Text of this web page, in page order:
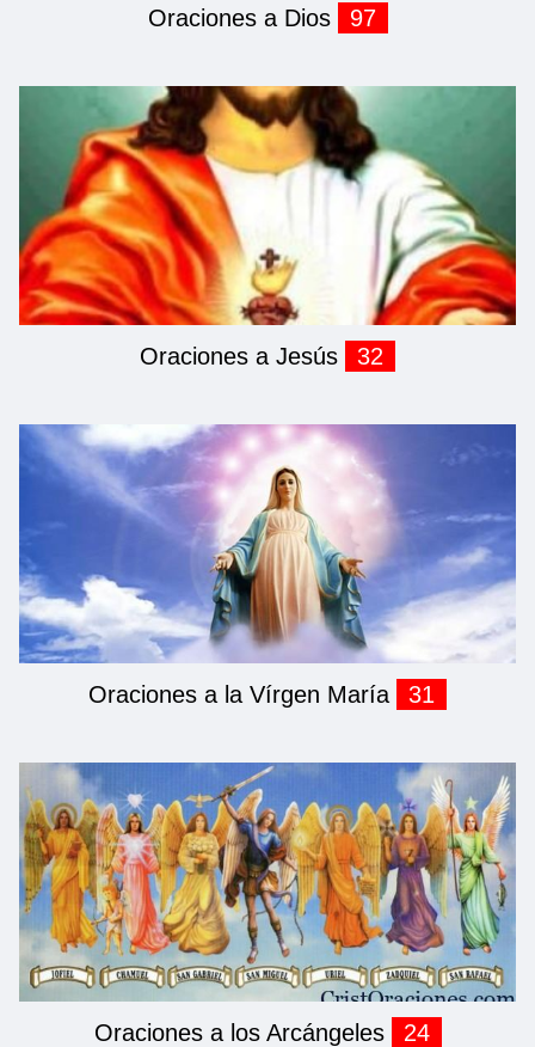
Oraciones a Dios 97
Oraciones a Jesús 32
Oraciones a la Vírgen María 31
Oraciones a los Arcángeles 24